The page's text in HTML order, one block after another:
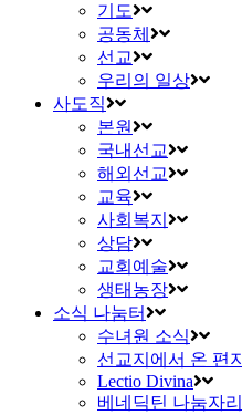
기도
공동체
선교
우리의 일상
사도직
본원
국내선교
해외선교
교육
사회복지
상담
교회예술
생태농장
소식 나눔터
수녀원 소식
선교지에서 온 편지
Lectio Divina
베네딕틴 나눔자리